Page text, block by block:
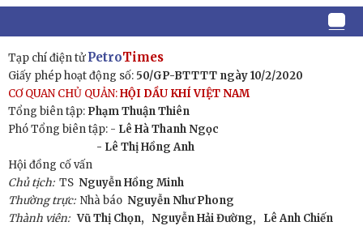
Tạp chí điện tửPetroTimes
Giấy phép hoạt động số: 50/GP-BTTTT ngày 10/2/2020
CƠ QUAN CHỦ QUẢN:HỘI DẦU KHÍ VIỆT NAM
Tổng biên tập: Phạm Thuận Thiên
Phó Tổng biên tập: - Lê Hà Thanh Ngọc
- Lê Thị Hồng Anh
Hội đồng cố vấn
Chủ tịch:TS Nguyễn Hồng Minh
Thường trực: Nhà báo Nguyễn Như Phong
Thành viên: Vũ Thị Chọn, Nguyễn Hải Đường, Lê Anh Chiến